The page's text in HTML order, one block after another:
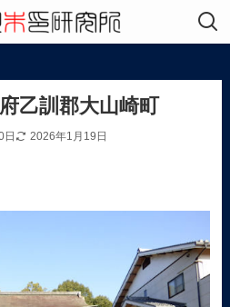
乙訓郡大山崎町
日 2026年1月19日